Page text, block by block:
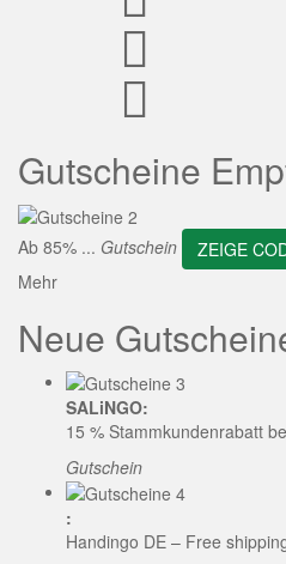
Gutscheine
Ab 85% ... Gutschein
ZEIGE
Mehr
Neue
SALiNGO:
15 % Stammkundenrabatt
Gutschein
:
Handingo DE – Free